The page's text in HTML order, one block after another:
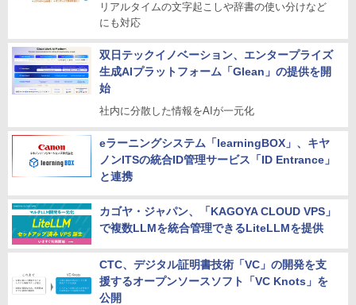
リアルタイムの文字起こしや辞書の使い分けなど
にも対応
双日テックイノベーション、エンタープライズ
生成AIプラットフォーム「Glean」の提供を開
始
社内に分散した情報をAIが一元化
eラーニングシステム「learningBOX」、キヤ
ノンITSの統合ID管理サービス「ID Entrance」
と連携
カゴヤ・ジャパン、「KAGOYA CLOUD VPS」
で複数LLMを統合管理できるLiteLLMを提供
CTC、デジタル証明書技術「VC」の開発を支
援するオープンソースソフト「VC Knots」を
公開